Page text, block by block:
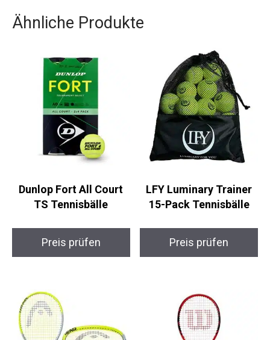
Beachtennis-Fähigkeiten weiter verbessern
Ähnliche Produkte
Dunlop Fort All Court
TS Tennisbälle
Preis prüfen
LFY Luminary Trainer
15-Pack Tennisbälle
Preis prüfen